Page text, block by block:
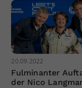
20.09.2022
Fulminanter
der Nico